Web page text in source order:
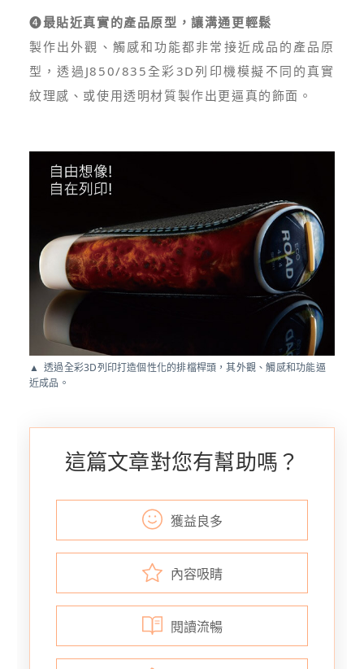
❹最貼近真實的產品原型，讓溝通更輕鬆
製作出外觀、觸感和功能都非常接近成品的產品原
型，透過J850/835全彩3D列印機模擬不同的真實
紋理感、或使用透明材質製作出更逼真的飾面。
透過全彩3D列印打造個性化的排檔桿頭，其外觀、觸感和功能逼
近成品。
這篇文章對您有幫助嗎？
獲益良多
內容吸睛
閱讀流暢